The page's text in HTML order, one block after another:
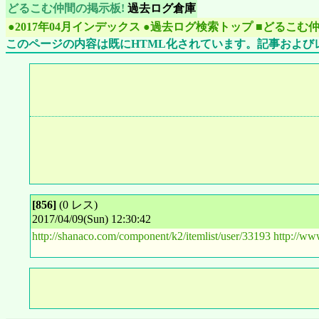
どるこむ仲間の掲示板! 過去ログ倉庫
●2017年04月インデックス ●過去ログ検索トップ ■どるこむ
このページの内容は既にHTML化されています。記事および
[856] (0 レス)
2017/04/09(Sun) 12:30:42
http://shanaco.com/component/k2/itemlist/user/33193 http://